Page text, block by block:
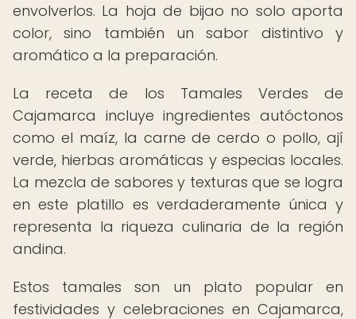
envolverlos. La hoja de bijao no solo aporta
color, sino también un sabor distintivo y
aromático a la preparación.
La receta de los Tamales Verdes de
Cajamarca incluye ingredientes autóctonos
como el maíz, la carne de cerdo o pollo, ají
verde, hierbas aromáticas y especias locales.
La mezcla de sabores y texturas que se logra
en este platillo es verdaderamente única y
representa la riqueza culinaria de la región
andina.
Estos tamales son un plato popular en
festividades y celebraciones en Cajamarca,